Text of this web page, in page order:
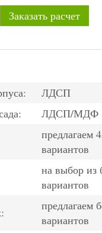
Заказать расчет
ЛДСП
ЛДСП/МДФ
предлагаем
вариантов
на выбор из
вариантов
предлагаем
вариантов